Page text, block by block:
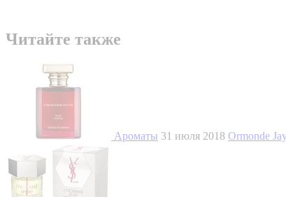
Читайте также
Ароматы 31 июля 2018 Ormonde